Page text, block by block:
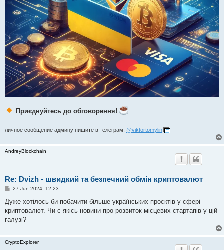
Приєднуйтесь до обговорення!
личное сообщение админу пишите в телеграм: @viktortomylin
AndreyBlockchain
Re: Dvizh - швидкий та безпечний обмін криптовалют
P
s
t
27 Jun 2024, 12:23
Дуже хотілось би побачити більше українських проєктів у сфері
криптовалют. Чи є якісь новини про розвиток місцевих стартапів у цій
галузі?
CryptoExplorer